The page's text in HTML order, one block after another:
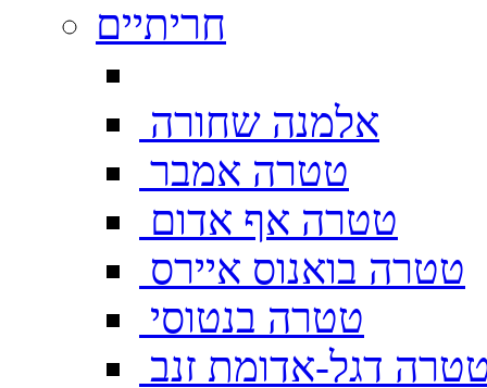
חריתיים
אלמנה שחורה
טטרה אמבר
טטרה אף אדום
טטרה בואנוס איירס
טטרה בנטוסי
דגל-אדומת זנב